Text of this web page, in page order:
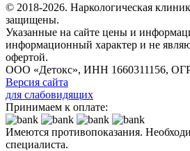
© 2018-2026. Наркологическая
защищены.
Указанные на сайте цены и
информационный характер и не
офертой.
ООО «Детокс», ИНН 1660311156,
Версия сайта
для слабовидящих
Принимаем к оплате:
Имеются противопоказания.
специалиста.